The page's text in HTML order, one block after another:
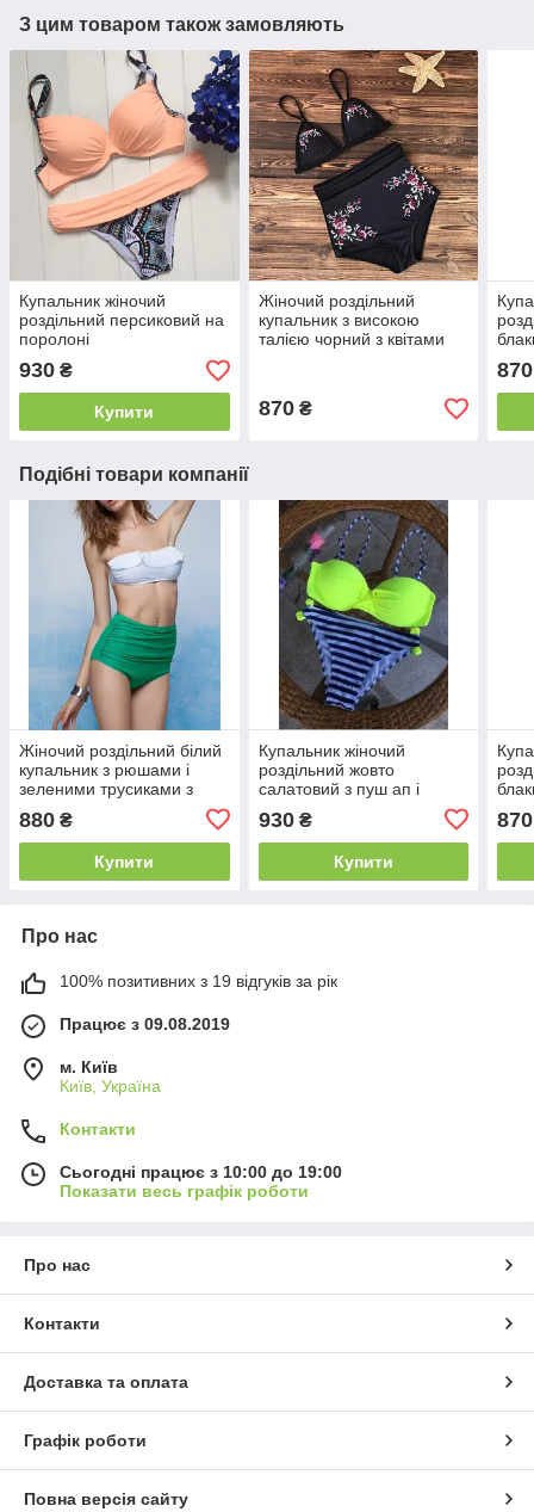
З цим товаром також замовляють
Купальник жіночий
роздільний персиковий на
поролоні
930 ₴
Купити
Жіночий роздільний
купальник з високою
талією чорний з квітами
870₴
870
Подібні товари компанії
Жіночий роздільний білий
купальник з рюшами і
зеленими трусиками з
880 ₴
Купити
Купальник жіночий
роздільний жовто
салатовий з пуш ап і
930₴
Купити
870
Про нас
100% позитивних з 19 відгуків за рік
Працює з 09.08.2019
м. Київ
Київ, Україна
Контакти
Сьогодні працює з 10:00 до 19:00
Показати весь графік роботи
Про нас
Контакти
Доставка та оплата
Графік роботи
Повна версія сайту